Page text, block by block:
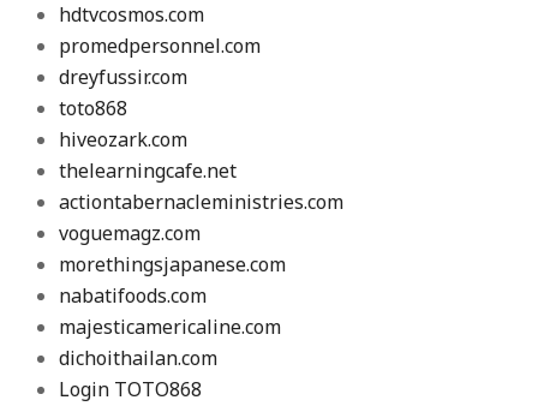
hdtvcosmos.com
promedpersonnel.com
dreyfussir.com
toto868
hiveozark.com
thelearningcafe.net
actiontabernacleministries.com
voguemagz.com
morethingsjapanese.com
nabatifoods.com
majesticamericaline.com
dichoithailan.com
Login TOTO868